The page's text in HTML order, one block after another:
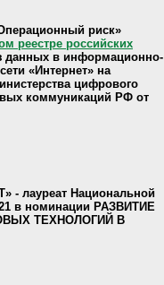
риск»
реестре российских
данных в информационно-
«Интернет» на
цифрового
коммуникаций РФ от
- лауреат Национальной
в номинации РАЗВИТИЕ
ТЕХНОЛОГИЙ В